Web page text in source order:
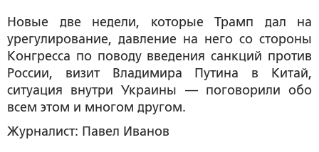
Новые две недели, которые Трамп дал на
урегулирование, давление на него со стороны
Конгресса по поводу введения санкций против
России, визит Владимира Путина в Китай,
ситуация внутри Украины — поговорили обо
всем этом и многом другом.
Журналист: Павел Иванов